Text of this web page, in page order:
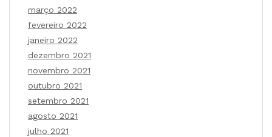
março 2022
fevereiro 2022
janeiro 2022
dezembro 2021
novembro 2021
outubro 2021
setembro 2021
agosto 2021
julho 2021